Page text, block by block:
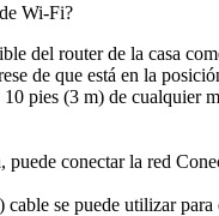
Wi-Fi?
del router de la casa
de que está en la
pies (3 m) de cualquier
puede conectar la red
se puede utilizar